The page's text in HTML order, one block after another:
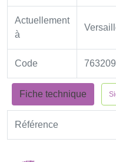
Actuellement
à
Code
Fiche technique
Référence